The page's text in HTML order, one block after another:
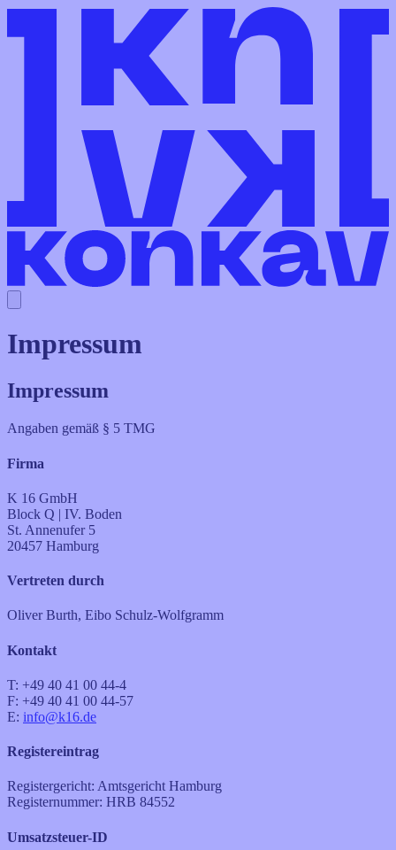
Impressum
Impressum
Angaben gemäß § 5 TMG
Firma
K 16 GmbH
Block Q | IV. Boden
St. Annenufer 5
20457 Hamburg
Vertreten durch
Oliver Burth, Eibo Schulz-Wolfgramm
Kontakt
T: +49 40 41 00 44-4
F: +49 40 41 00 44-57
E: info@k16.de
Registereintrag
Registergericht: Amtsgericht Hamburg
Registernummer: HRB 84552
Umsatzsteuer-ID